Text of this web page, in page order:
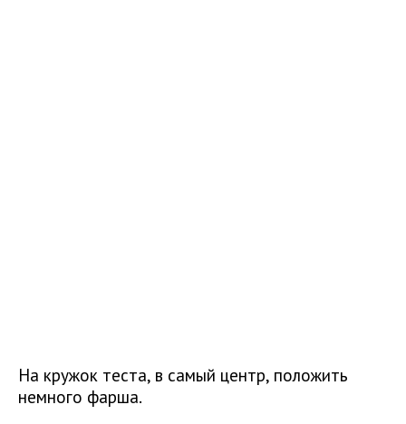
На кружок теста, в самый центр, положить
немного фарша.